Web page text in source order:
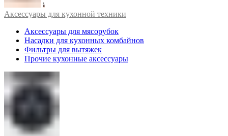
Аксессуары для кухонной техники
Аксессуары для мясорубок
Насадки для кухонных комбайнов
Фильтры для вытяжек
Прочие кухонные аксессуары